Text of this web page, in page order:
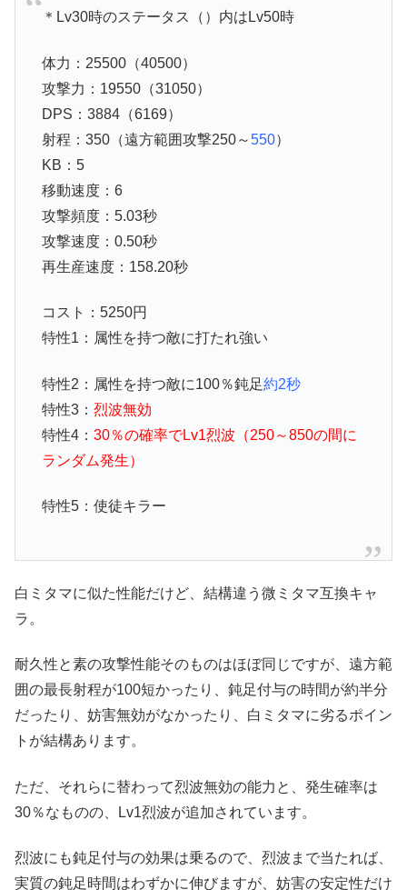
＊Lv30時のステータス（）内はLv50時
体力：25500（40500）
攻撃力：19550（31050）
DPS：3884（6169）
射程：350（遠方範囲攻撃250～550）
KB：5
移動速度：6
攻撃頻度：5.03秒
攻撃速度：0.50秒
再生産速度：158.20秒
コスト：5250円
特性1：属性を持つ敵に打たれ強い
特性2：属性を持つ敵に100％鈍足約2秒
特性3： 烈波無効
特性4： 30％の確率でLv1烈波（250～850の間に
ランダム発生）
特性5：使徒キラー
白ミタマに似た性能だけど、結構違う微ミタマ互換キャ
ラ。
耐久性と素の攻撃性能そのものはほぼ同じですが、遠方範
囲の最長射程が100短かったり、鈍足付与の時間が約半分
だったり、妨害無効がなかったり、白ミタマに劣るポイン
トが結構あります。
ただ、それらに替わって烈波無効の能力と、発生確率は
30％なものの、Lv1烈波が追加されています。
烈波にも鈍足付与の効果は乗るので、烈波まで当たれば、
実質の鈍足時間はわずかに伸びますが、妨害の安定性だけ